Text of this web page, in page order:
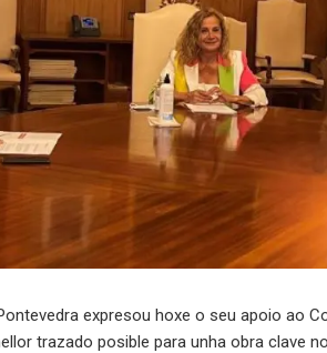
expresou hoxe o seu apoio ao
trazado posible para unha obra clave